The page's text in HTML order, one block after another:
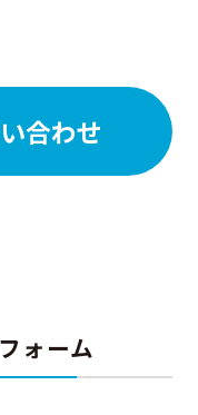
合わせ
ォーム